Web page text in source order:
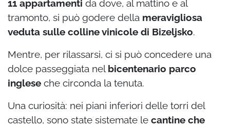
11 appartamenti da dove, al mattino e al
tramonto, si può godere della meravigliosa
veduta sulle colline vinicole di Bizeljsko.
Mentre, per rilassarsi, ci si può concedere una
dolce passeggiata nel bicentenario parco
inglese che circonda la tenuta.
Una curiosità: nei piani inferiori delle torri del
castello, sono state sistemate le cantine che